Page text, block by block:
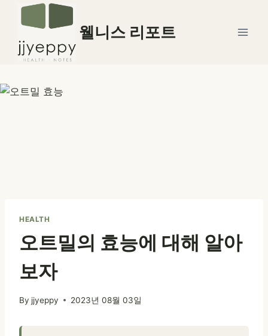
content
웰니스 리포트
HEALTH
오트밀의 효능에 대해 알아
보자
By jjyeppy 2023년 08월 03일